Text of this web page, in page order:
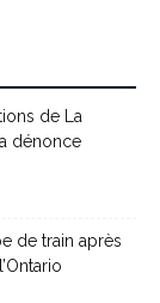
de La
dénonce
de train après